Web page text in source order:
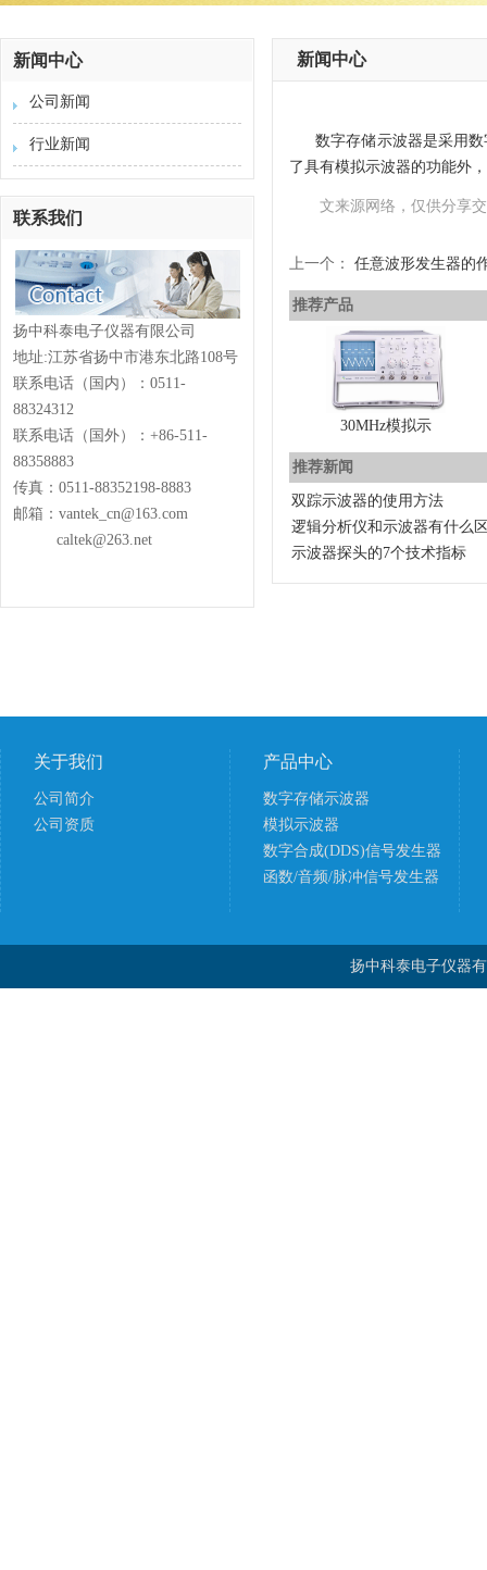
新闻中心
公司新闻
行业新闻
联系我们
扬中科泰电子仪器有限公司
地址:江苏省扬中市港东北路108号
联系电话（国内）：0511-
88324312
联系电话（国外）：+86-511-
88358883
传真：0511-88352198-8883
邮箱：vantek_cn@163.com
caltek@263.net
新闻中心
数字存储示波器是采用
了具有模拟示波器的功能外
文来源网络，仅供分享
上一个： 任意波形发生器的
推荐产品
30MHz模拟示
推荐新闻
双踪示波器的使用方法
逻辑分析仪和示波器有什么
示波器探头的7个技术指标
关于我们
公司简介
公司资质
产品中心
数字存储示波器
模拟示波器
数字合成(DDS)信号发生器
函数/音频/脉冲信号发生器
扬中科泰电子仪器